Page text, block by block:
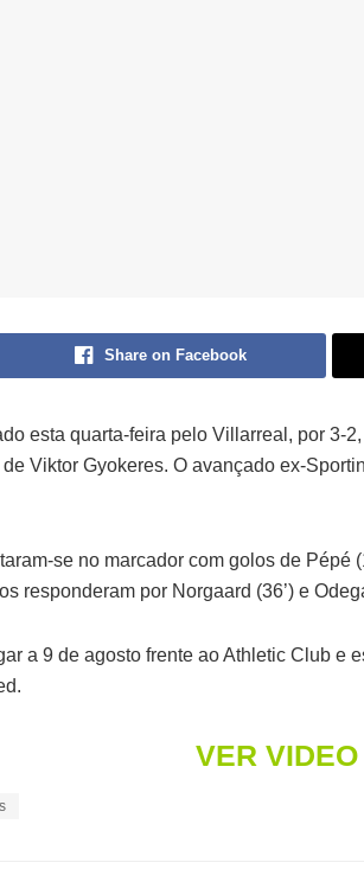
Share on Facebook
esta quarta-feira pelo Villarreal, por 3-
Viktor Gyokeres. O avançado ex-
se no marcador com golos de Pépé
responderam por Norgaard (36’) e
a 9 de agosto frente ao Athletic Club e
VER VIDEO